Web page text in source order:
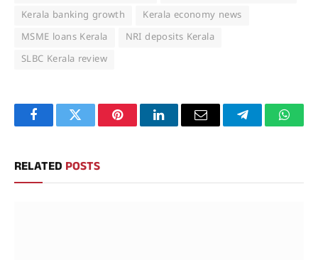
Kerala banking growth
Kerala economy news
MSME loans Kerala
NRI deposits Kerala
SLBC Kerala review
FacebookTwitter PinterestLinkedInEmail Telegram
RELATED POSTS